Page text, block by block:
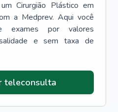
Cirurgião Plástico em
a Medprev. Aqui você
exames por valores
e sem taxa de
teleconsulta